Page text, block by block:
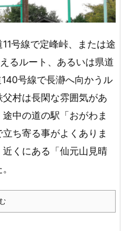
号線で定峰峠、または途
るルート、あるいは県道
号線で長瀞へ向かうル
村は長閑な雰囲気があ
中の道の駅「おがわま
ち寄る事がよくありま
くにある「仙元山見晴